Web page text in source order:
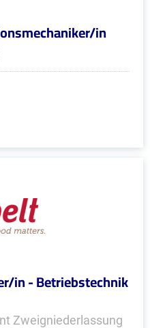
in
in - Betriebstechnik
Zweigniederlassung